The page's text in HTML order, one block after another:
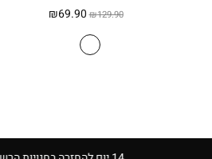
₪129.90
המחיר
היה:
₪69.90